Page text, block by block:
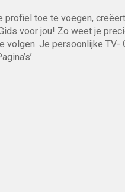
profiel toe te voegen,
voor jou! Zo weet je
volgen. Je persoonlijke TV-